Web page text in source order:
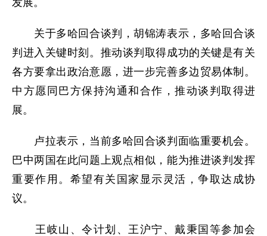
发展。
关于多哈回合谈判，胡锦涛表示，多哈回合谈
判进入关键时刻。推动谈判取得成功的关键是有关
各方要拿出政治意愿，进一步完善多边贸易体制。
中方愿同巴方保持沟通和合作，推动谈判取得进
展。
卢拉表示，当前多哈回合谈判面临重要机会。
巴中两国在此问题上观点相似，能为推进谈判发挥
重要作用。希望有关国家显示灵活，争取达成协
议。
王岐山、令计划、王沪宁、戴秉国等参加会